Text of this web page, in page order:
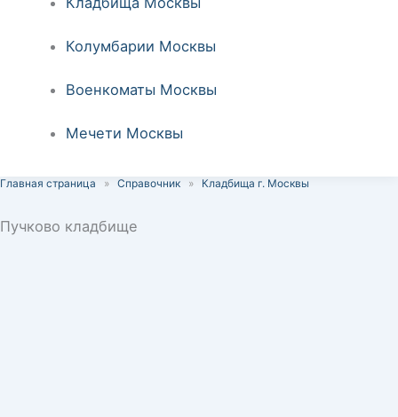
Колумбарии Москвы
Военкоматы Москвы
Мечети Москвы
Главная страница » Справочник » Кладбища г. Москвы
Пучково кладбище